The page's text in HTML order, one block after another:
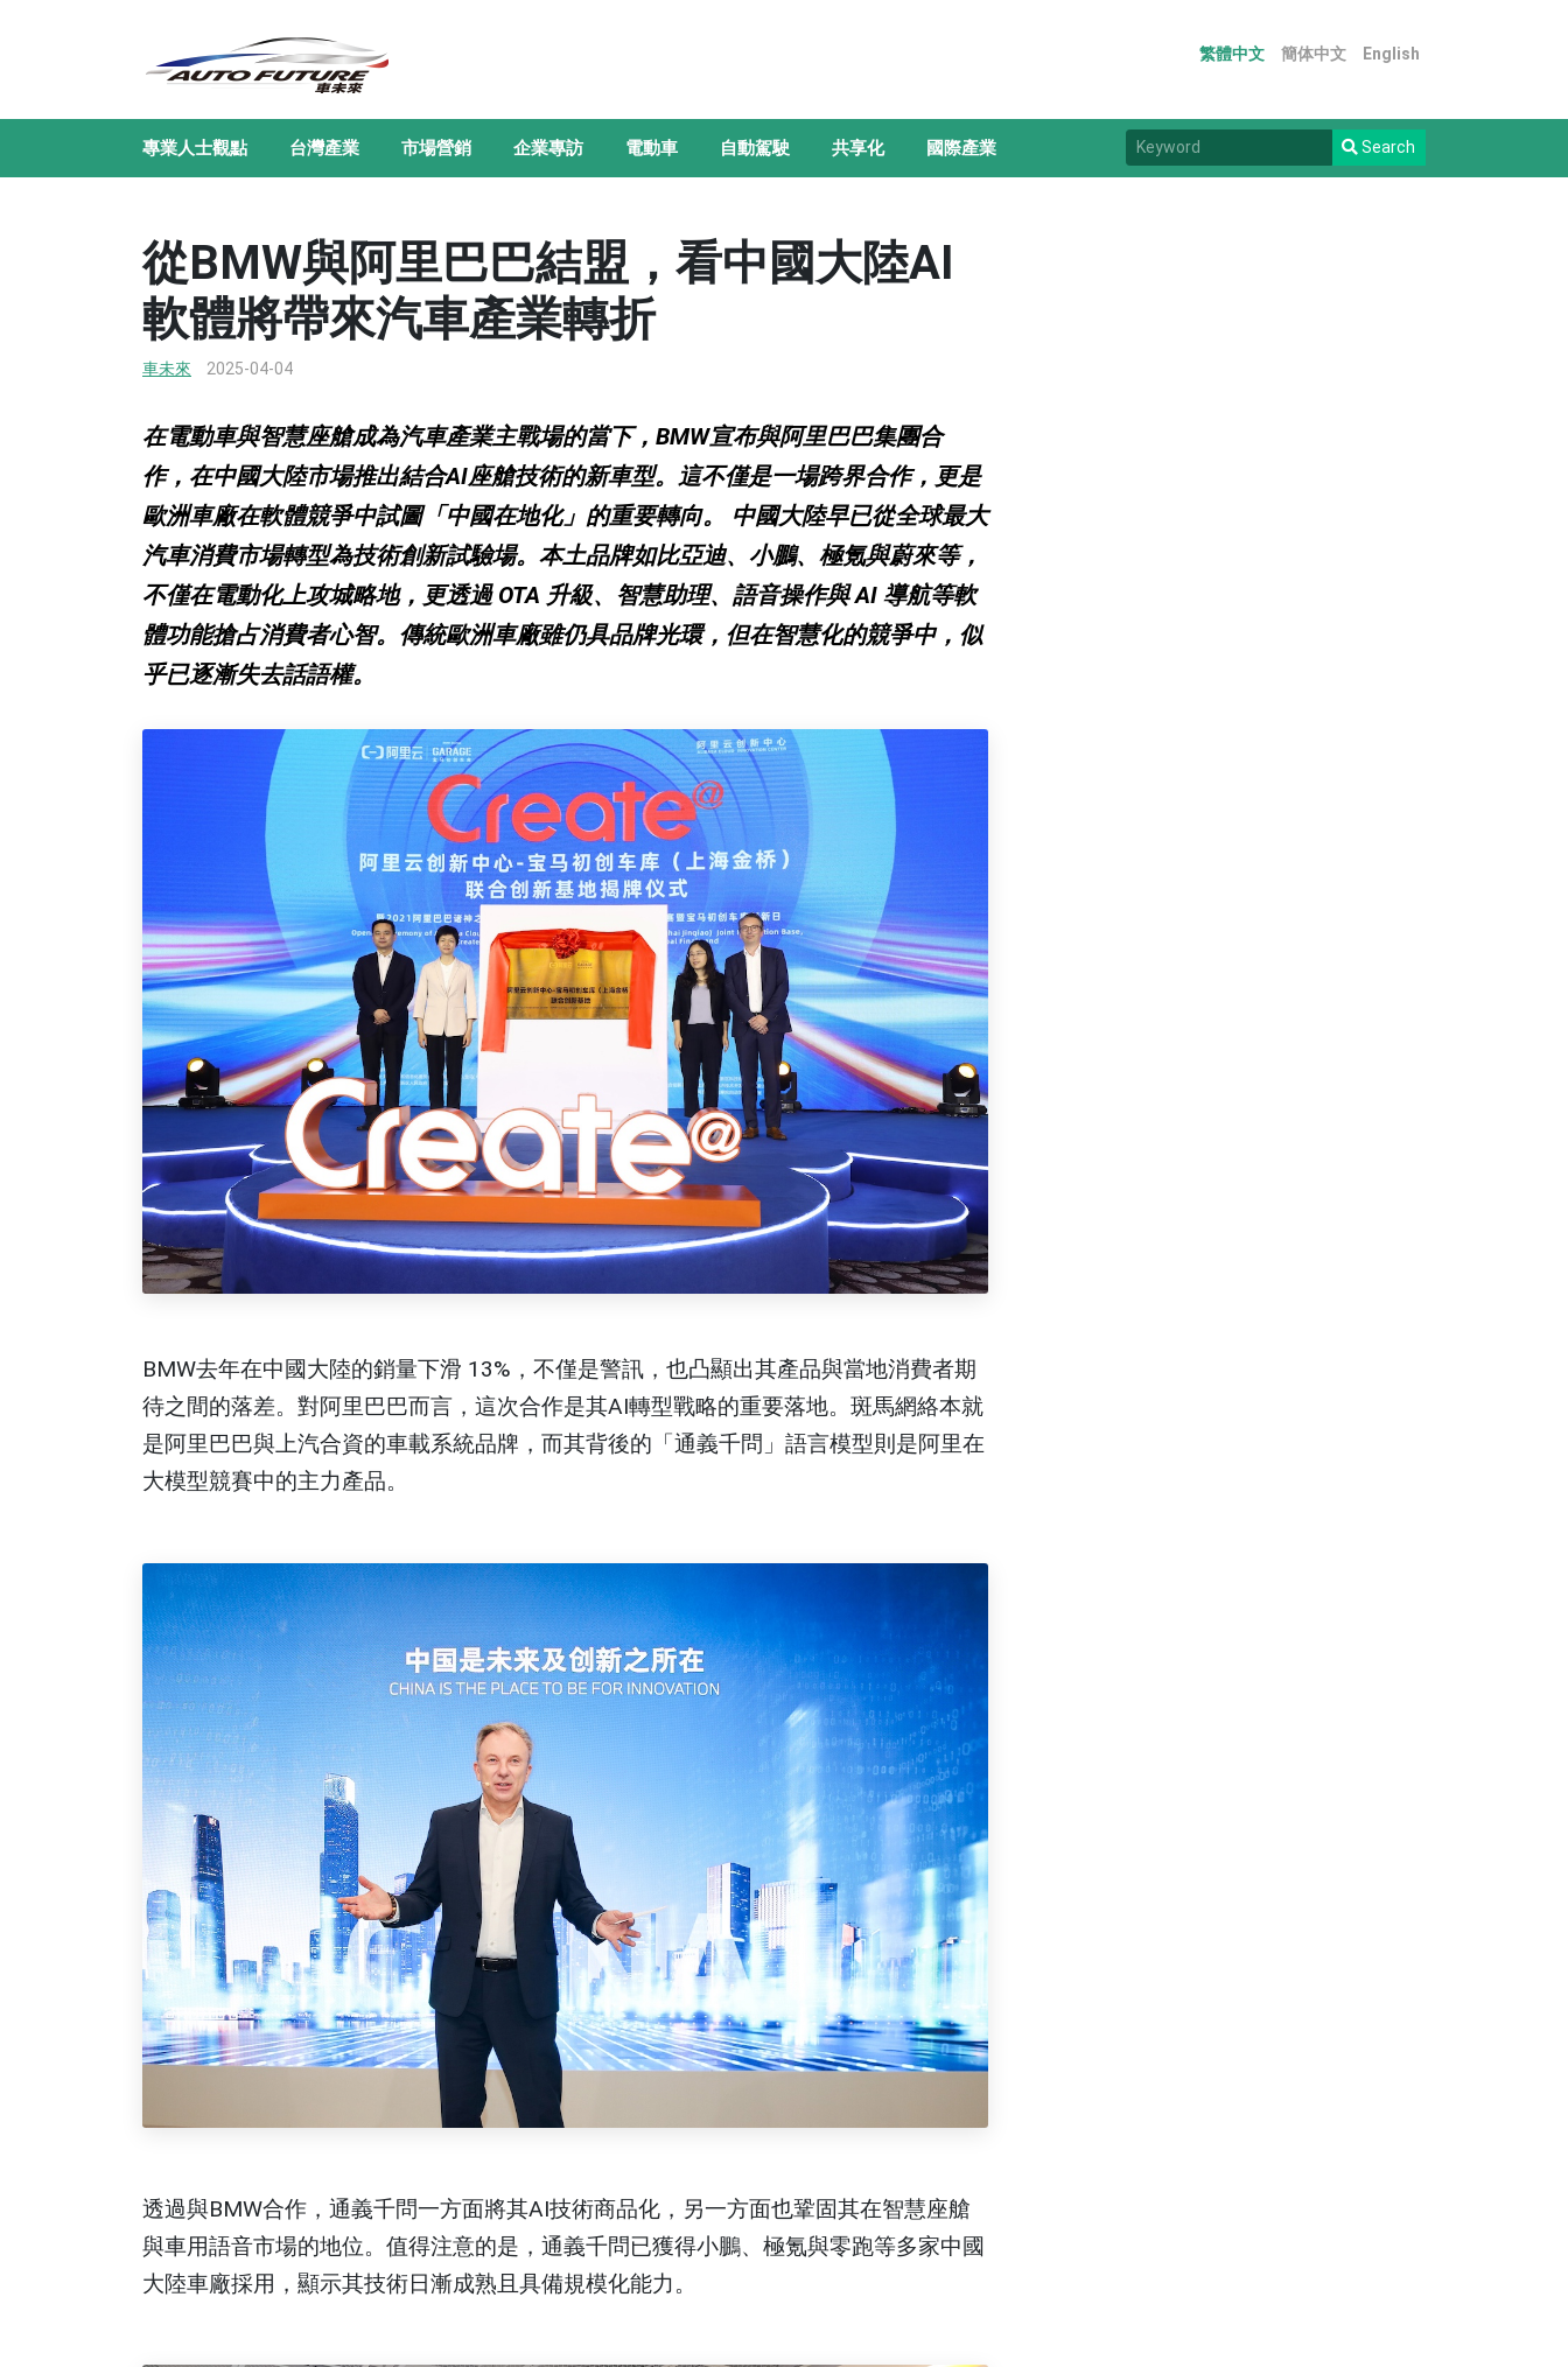
繁體中文 簡体中文 English
專業人士觀點 台灣產業 市場營銷 企業專訪 電動車 自動駕駛 共享化 國際產業 Search
從BMW與阿里巴巴結盟，看中國大陸AI
軟體將帶來汽車產業轉折
車未來 2025-04-04
在電動車與智慧座艙成為汽車產業主戰場的當下，BMW宣布與阿里巴巴集團合
作，在中國大陸市場推出結合AI座艙技術的新車型。這不僅是一場跨界合作，更是
歐洲車廠在軟體競爭中試圖「中國在地化」的重要轉向。 中國大陸早已從全球最大
汽車消費市場轉型為技術創新試驗場。本土品牌如比亞迪、小鵬、極氪與蔚來等，
不僅在電動化上攻城略地，更透過 OTA 升級、智慧助理、語音操作與 AI 導航等軟
體功能搶占消費者心智。傳統歐洲車廠雖仍具品牌光環，但在智慧化的競爭中，似
乎已逐漸失去話語權。
BMW去年在中國大陸的銷量下滑 13%，不僅是警訊，也凸顯出其產品與當地消費者期
待之間的落差。對阿里巴巴而言，這次合作是其AI轉型戰略的重要落地。斑馬網絡本就
是阿里巴巴與上汽合資的車載系統品牌，而其背後的「通義千問」語言模型則是阿里在
大模型競賽中的主力產品。
透過與BMW合作，通義千問一方面將其AI技術商品化，另一方面也鞏固其在智慧座艙
與車用語音市場的地位。值得注意的是，通義千問已獲得小鵬、極氪與零跑等多家中國
大陸車廠採用，顯示其技術日漸成熟且具備規模化能力。